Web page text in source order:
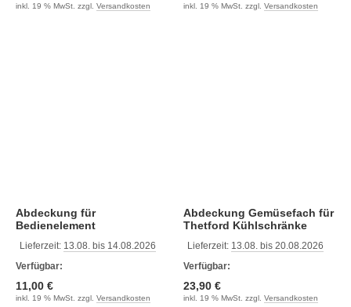
inkl. 19 % MwSt. zzgl. Versandkosten inkl. 19 % MwSt. zzgl. Versandkosten
Abdeckung für
Bedienelement
Lieferzeit: 13.08. bis 14.08.2026
Verfügbar:
11,00 €
inkl. 19 % MwSt. zzgl. Versandkosten
Abdeckung Gemüsefach für
Thetford Kühlschränke
Lieferzeit: 13.08. bis 20.08.2026
Verfügbar:
23,90 €
inkl. 19 % MwSt. zzgl. Versandkosten